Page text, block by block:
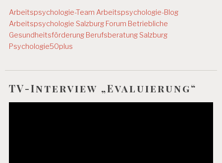
Arbeitspsychologie-TeamArbeitspsychologie-Blog
Arbeitspsychologie Salzburg Forum Betriebliche
Gesundheitsförderung Berufsberatung Salzburg
Psychologie50plus
TV-Interview „Evaluierung“